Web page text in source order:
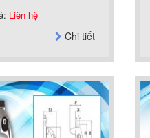
Liên hệ
Chi tiết